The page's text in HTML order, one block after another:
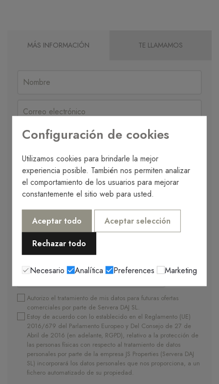
MÁS INFORMACIÓN TE LLAMAMOS
Solicitar visita
No lo sé En persona Visita online
Autorizo el tratamiento de mis datos para futuras ofertas
comerciales por parte de Servera DAJ SL.
Estoy de acuerdo con lo establecido en el Reglamento (UE)
2016/679 del Parlamento Europeo y Del Consejo de 27 de
Abril de 2016 (en adelante, RGPD), relativo a la protección de
las personas físicas con respecto al tratamiento de datos
personales por parte de la empresa JS Properties (Servera DAJ
SL) incorporará los datos personales que nos proporciona, a un
fichero automatizado de su propiedad.
Configuración de cookies
Utilizamos cookies para brindarle la mejor
experiencia posible. También nos permiten analizar
el comportamiento de los usuarios para mejorar
constantemente el sitio web para usted.
Aceptar todo
Aceptar selección
Rechazar todo
Necesario Analítica Preferences Marketing